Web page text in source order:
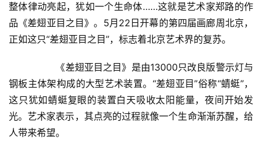
整体律动亮起，犹如一个生命体……这就是艺术家郑路的作
品《差翅亚目之目》。5月22日开幕的第四届画廊周北京，
正如这只“差翅亚目之目”，标志着北京艺术界的复苏。
钢板主体架构成的大型艺术装置。“差翅亚目”俗称“蜻蜓”，
这只犹如蜻蜓复眼的装置白天吸收太阳能量，夜间开始发
光。艺术家表示，其点亮的过程就像一个生命渐渐苏醒，给
人带来希望。